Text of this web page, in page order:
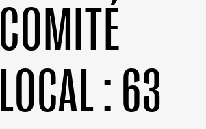
COMITÉ
LOCAL : 63